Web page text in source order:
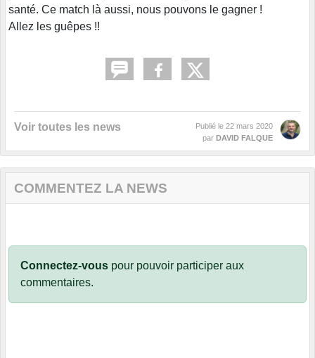
santé. Ce match là aussi, nous pouvons le gagner !
Allez les guêpes !!
Voir toutes les news Publié le 22 mars 2020
par DAVID FALQUE
COMMENTEZ LA NEWS
Connectez-vous pour pouvoir participer aux
commentaires.